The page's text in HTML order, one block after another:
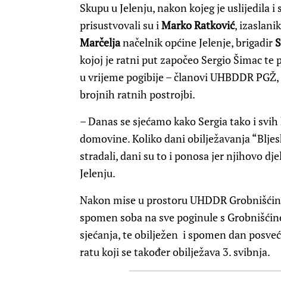
Skupu u Jelenju, nakon kojeg je uslijedila i
prisustvovali su iMarko Ratković,
Marčeljanačelnik općine Jelenje, brigadir
kojoj je ratni put započeo Sergio Šimac
u vrijeme pogibije – članovi UHBDDR
brojnih ratnih postrojbi.
– Danas se sjećamo kako Sergia tako i
domovine. Koliko dani obilježavanja
stradali, dani su to i ponosa jer njihovo
Jelenju.
Nakon mise u prostoru UHDDR
spomen soba na sve poginule s
sjećanja, te obilježen i spomen dan
ratu koji se također obilježava 3. svibnja.